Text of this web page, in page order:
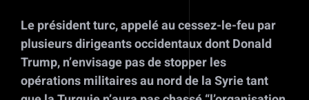
Le président turc, appelé au cessez-le-feu par
plusieurs dirigeants occidentaux dont Donald
Trump, n’envisage pas de stopper les
opérations militaires au nord de la Syrie tant